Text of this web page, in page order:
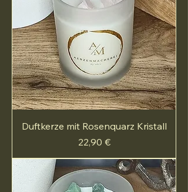
Duftkerze mit Rosenquarz Kristall
Preis
22,90 €